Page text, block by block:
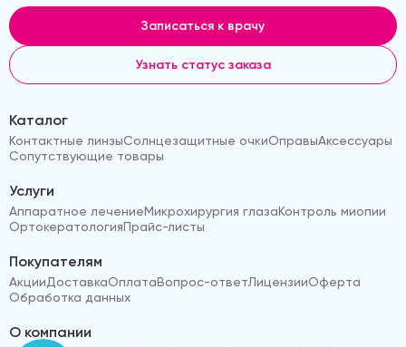
Записаться к врачу
Узнать статус заказа
Каталог
Контактные линзыСолнцезащитные очкиОправыАксессуары
Сопутствующие товары
Услуги
Аппаратное лечениеМикрохирургия глазаКонтроль миопии
ОртокератологияПрайс-листы
Покупателям
АкцииДоставкаОплатаВопрос-ответЛицензииОферта
Обработка данных
О компании